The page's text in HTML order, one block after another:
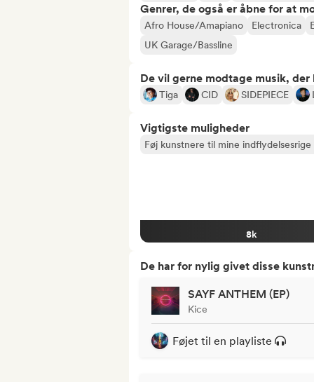
Genrer, de også er åbne for at
Afro House/Amapiano Electronica
UK Garage/Bassline
De vil gerne modtage musik, der
Tiga CID SIDEPIECE
Vigtigste muligheder
Føj kunstnere til mine indflydelsesrige
8k
De har for nylig givet disse
SAYF ANTHEM (EP)
Kice
Føjet til en playliste